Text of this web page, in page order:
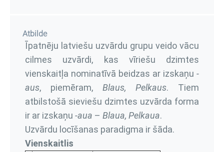
Atbilde
Īpatnēju latviešu uzvārdu grupu veido vācu
cilmes uzvārdi, kas vīriešu dzimtes
vienskaitļa nominatīvā beidzas ar izskaņu -
aus, piemēram, Blaus, Pelkaus. Tiem
atbilstošā sieviešu dzimtes uzvārda forma
ir ar izskaņu -aua – Blaua, Pelkaua.
Uzvārdu locīšanas paradigma ir šāda.
Vienskaitlis